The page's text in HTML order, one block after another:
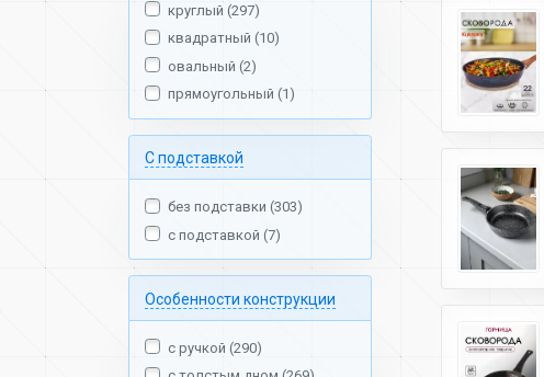
круглый (297)
квадратный (10)
овальный (2)
прямоугольный (1)
С подставкой
без подставки (303)
с подставкой (7)
Особенности конструкции
с ручкой (290)